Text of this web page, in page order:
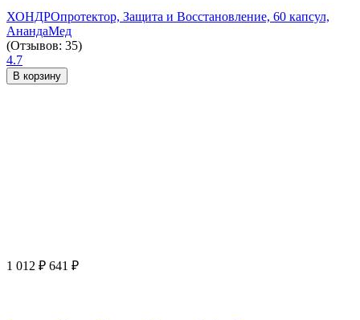
ХОНДРОпротектор, Защита и Восстановление, 60 капсул,
АнандаМед
(Отзывов: 35)
4.7
В корзину
1 012 ₽ 641 ₽